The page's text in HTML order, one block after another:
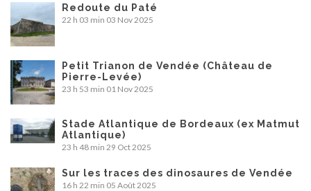
Redoute du Paté
22 h 03 min 03 Nov 2025
Petit Trianon de Vendée (Château de
Pierre-Levée)
23 h 53 min 01 Nov 2025
Stade Atlantique de Bordeaux (ex Matmut
Atlantique)
23 h 48 min 29 Oct 2025
Sur les traces des dinosaures de Vendée
16 h 22 min 05 Août 2025